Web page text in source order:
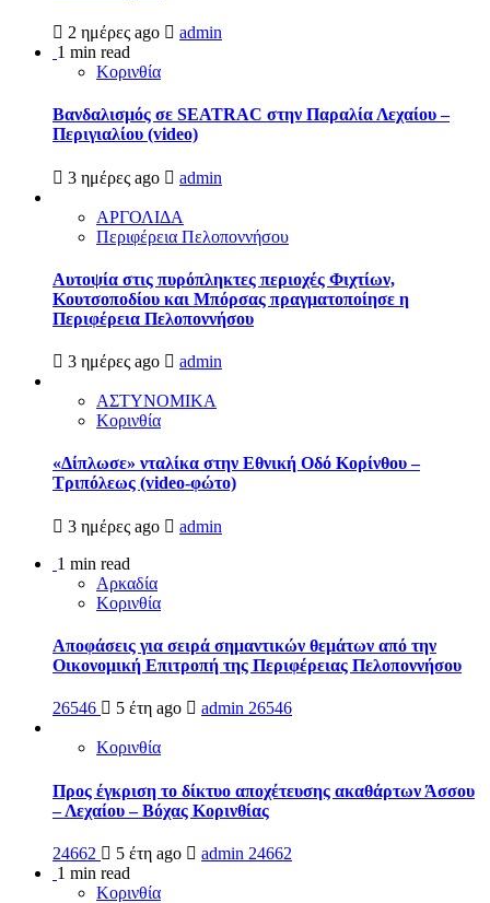
2 ημέρες ago
admin
1 min read
Κορινθία
Βανδαλισμός σε SEATRAC στην Παραλία Λεχαίου –
Περιγιαλίου (video)
3 ημέρες ago admin
ΑΡΓΟΛΙΔΑ
Περιφέρεια Πελοποννήσου
Αυτοψία στις πυρόπληκτες περιοχές Φιχτίων,
Κουτσοποδίου και Μπόρσας πραγματοποίησε η
Περιφέρεια Πελοποννήσου
3 ημέρες ago admin
ΑΣΤΥΝΟΜΙΚΑ
Κορινθία
«Δίπλωσε» νταλίκα στην Εθνική Oδό Κορίνθου –
Τριπόλεως (video-φώτο)
3 ημέρες ago
admin
1 min read
Αρκαδία
Κορινθία
Αποφάσεις για σειρά σημαντικών θεμάτων από την
Οικονομική Επιτροπή της Περιφέρειας Πελοποννήσου
26546 5 έτη ago admin 26546
Κορινθία
Προς έγκριση το δίκτυο αποχέτευσης ακαθάρτων Άσσου
– Λεχαίου – Βόχας Κορινθίας
24662 5 έτη ago admin 24662
1 min read
Κορινθία